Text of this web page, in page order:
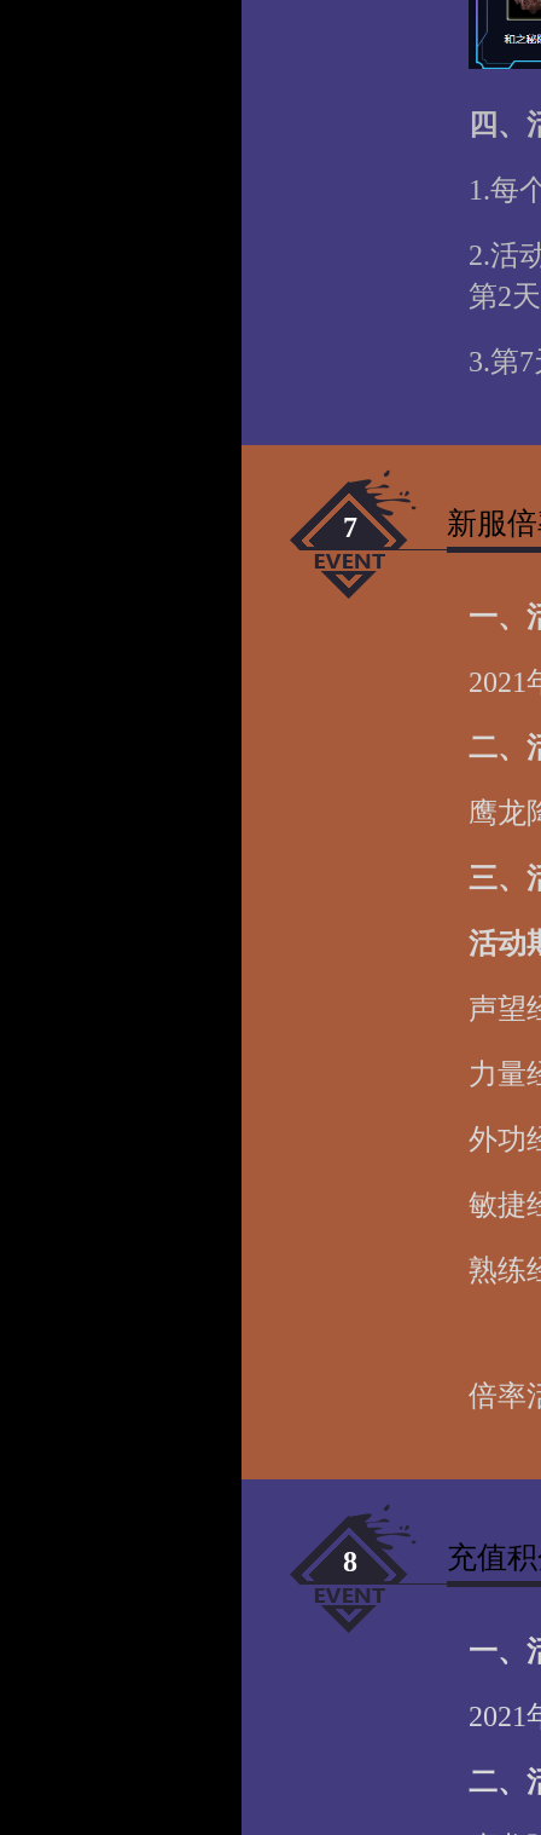
四、
1.每
2.活
第2
3.第
7 新服
一、
2021
二、
鹰龙
三、
活动
声望
力量
外功
敏捷
熟练
倍率
8 充值
一、
2021
二、